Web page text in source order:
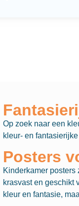
Op zoek naar een
kleur- en
Posters
Kinderkamer
krasvast en geschikt
kleur en fantasie,